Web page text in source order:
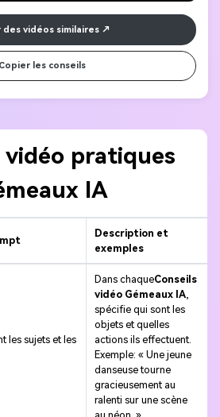
des vidéos similaires
Copier les conseils
vidéo pratiques
IA
Description et
exemples
les sujets et les
Dans chaqueConseils
vidéo Gémeaux IA,
spécifie qui sont les
objets et quelles
actions ils effectuent.
Exemple: « Une jeune
danseuse tourne
gracieusement au
ralenti sur une scène